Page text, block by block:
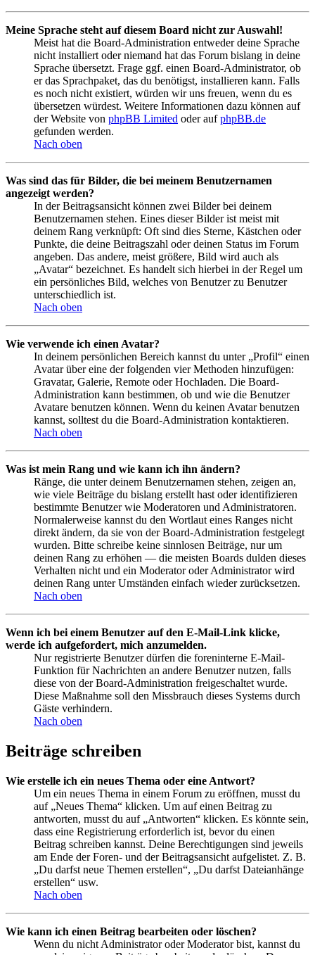
Meine Sprache steht auf diesem Board nicht zur Auswahl!
Meist hat die Board-Administration entweder deine Sprache
nicht installiert oder niemand hat das Forum bislang in deine
Sprache übersetzt. Frage ggf. einen Board-Administrator, ob
er das Sprachpaket, das du benötigst, installieren kann. Falls
es noch nicht existiert, würden wir uns freuen, wenn du es
übersetzen würdest. Weitere Informationen dazu können auf
der Website von phpBB Limited oder aufphpBB.de
gefunden werden.
Nach oben
Was sind das für Bilder, die bei meinem Benutzernamen
angezeigt werden?
In der Beitragsansicht können zwei Bilder bei deinem
Benutzernamen stehen. Eines dieser Bilder ist meist mit
deinem Rang verknüpft: Oft sind dies Sterne, Kästchen oder
Punkte, die deine Beitragszahl oder deinen Status im Forum
angeben. Das andere, meist größere, Bild wird auch als
„Avatar“ bezeichnet. Es handelt sich hierbei in der Regel um
ein persönliches Bild, welches von Benutzer zu Benutzer
unterschiedlich ist.
Nach oben
Wie verwende ich einen Avatar?
In deinem persönlichen Bereich kannst du unter „Profil“ einen
Avatar über eine der folgenden vier Methoden hinzufügen:
Gravatar, Galerie, Remote oder Hochladen. Die Board-
Administration kann bestimmen, ob und wie die Benutzer
Avatare benutzen können. Wenn du keinen Avatar benutzen
kannst, solltest du die Board-Administration kontaktieren.
Nach oben
Was ist mein Rang und wie kann ich ihn ändern?
Ränge, die unter deinem Benutzernamen stehen, zeigen an,
wie viele Beiträge du bislang erstellt hast oder identifizieren
bestimmte Benutzer wie Moderatoren und Administratoren.
Normalerweise kannst du den Wortlaut eines Ranges nicht
direkt ändern, da sie von der Board-Administration festgelegt
wurden. Bitte schreibe keine sinnlosen Beiträge, nur um
deinen Rang zu erhöhen — die meisten Boards dulden dieses
Verhalten nicht und ein Moderator oder Administrator wird
deinen Rang unter Umständen einfach wieder zurücksetzen.
Nach oben
Wenn ich bei einem Benutzer auf den E-Mail-Link klicke,
werde ich aufgefordert, mich anzumelden.
Nur registrierte Benutzer dürfen die foreninterne E-Mail-
Funktion für Nachrichten an andere Benutzer nutzen, falls
diese von der Board-Administration freigeschaltet wurde.
Diese Maßnahme soll den Missbrauch dieses Systems durch
Gäste verhindern.
Nach oben
Beiträge schreiben
Wie erstelle ich ein neues Thema oder eine Antwort?
Um ein neues Thema in einem Forum zu eröffnen, musst du
auf „Neues Thema“ klicken. Um auf einen Beitrag zu
antworten, musst du auf „Antworten“ klicken. Es könnte sein,
dass eine Registrierung erforderlich ist, bevor du einen
Beitrag schreiben kannst. Deine Berechtigungen sind jeweils
am Ende der Foren- und der Beitragsansicht aufgelistet. Z. B.
„Du darfst neue Themen erstellen“, „Du darfst Dateianhänge
erstellen“ usw.
Nach oben
Wie kann ich einen Beitrag bearbeiten oder löschen?
Wenn du nicht Administrator oder Moderator bist, kannst du